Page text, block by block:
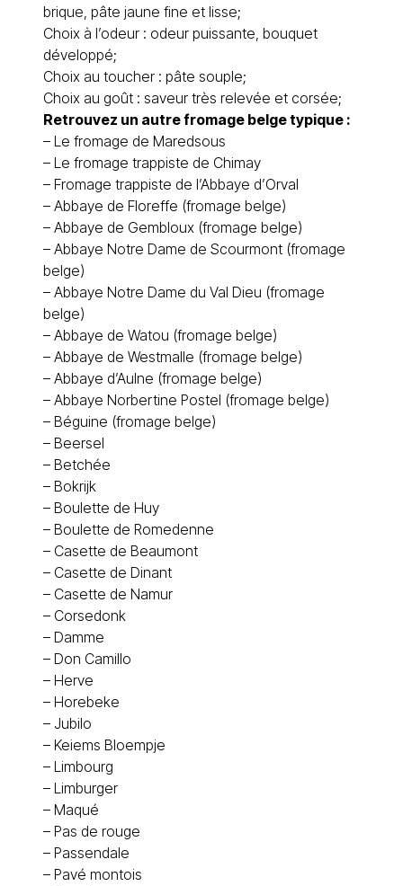
brique, pâte jaune fine et lisse;
Choix à l’odeur : odeur puissante, bouquet
développé;
Choix au toucher : pâte souple;
Choix au goût : saveur très relevée et corsée;
Retrouvez un autre fromage belge typique :
– Le fromage de Maredsous
– Le fromage trappiste de Chimay
– Fromage trappiste de l’Abbaye d’Orval
– Abbaye de Floreffe (fromage belge)
– Abbaye de Gembloux (fromage belge)
– Abbaye Notre Dame de Scourmont (fromage
belge)
– Abbaye Notre Dame du Val Dieu (fromage
belge)
– Abbaye de Watou (fromage belge)
– Abbaye de Westmalle (fromage belge)
– Abbaye d’Aulne (fromage belge)
– Abbaye Norbertine Postel (fromage belge)
– Béguine (fromage belge)
– Beersel
– Betchée
– Bokrijk
– Boulette de Huy
– Boulette de Romedenne
– Casette de Beaumont
– Casette de Dinant
– Casette de Namur
– Corsedonk
– Damme
– Don Camillo
– Herve
– Horebeke
– Jubilo
– Keiems Bloempje
– Limbourg
– Limburger
– Maqué
– Pas de rouge
– Passendale
– Pavé montois